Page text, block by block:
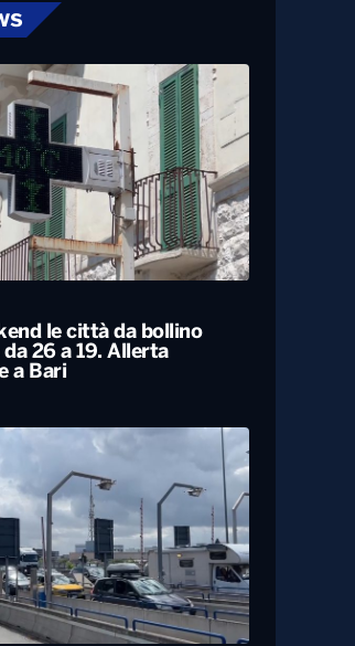
le città da bollino
26 a 19. Allerta
a Bari